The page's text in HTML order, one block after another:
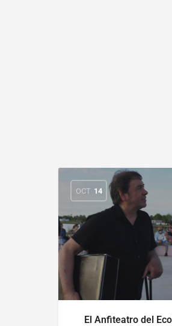
OCT 14
El Anfiteatro del